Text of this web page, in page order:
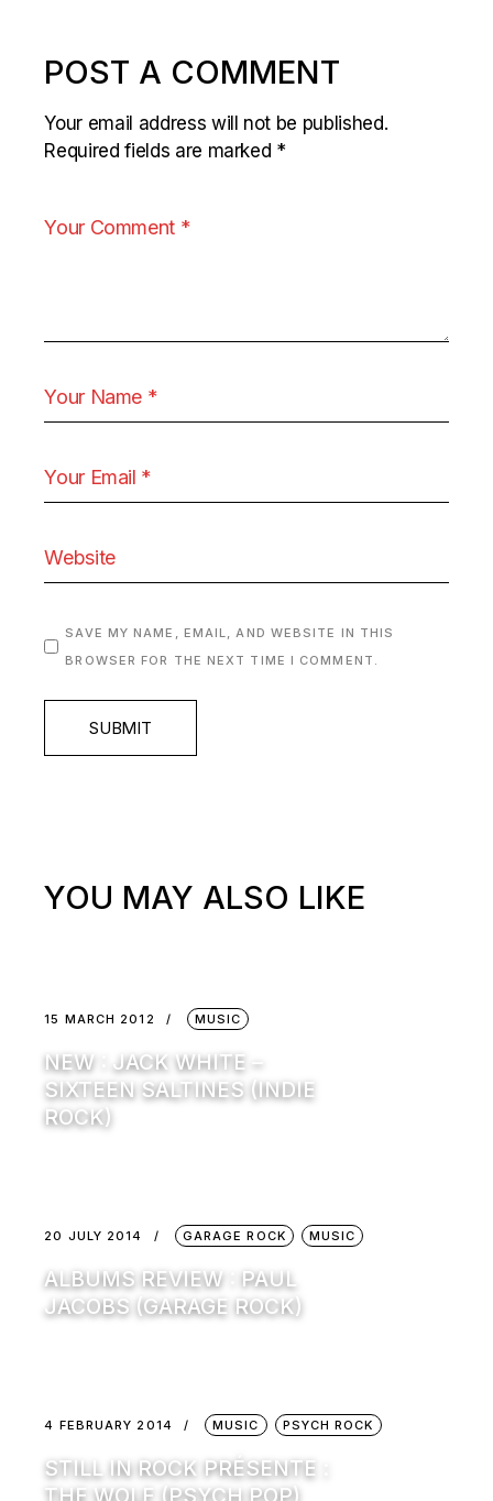
POST A COMMENT
Your email address will not be published.
Required fields are marked *
SAVE MY NAME, EMAIL, AND WEBSITE IN THIS
BROWSER FOR THE NEXT TIME I COMMENT.
SUBMIT
YOU MAY ALSO LIKE
15 MARCH 2012 MUSIC
NEW : JACK WHITE –
SIXTEEN SALTINES (INDIE
ROCK)
20 JULY 2014 GARAGE ROCK MUSIC
ALBUMS REVIEW : PAUL
JACOBS (GARAGE ROCK)
4 FEBRUARY 2014 MUSIC PSYCH ROCK
STILL IN ROCK PRÉSENTE :